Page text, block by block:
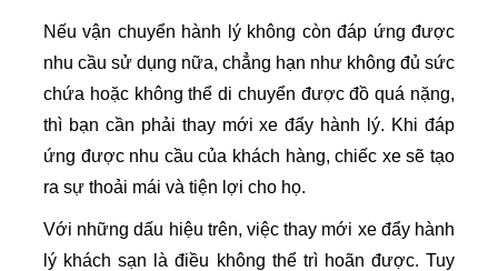
Nếu vận chuyển hành lý không còn đáp ứng được
nhu cầu sử dụng nữa, chẳng hạn như không đủ sức
chứa hoặc không thể di chuyển được đồ quá nặng,
thì bạn cần phải thay mới xe đẩy hành lý. Khi đáp
ứng được nhu cầu của khách hàng, chiếc xe sẽ tạo
ra sự thoải mái và tiện lợi cho họ.
Với những dấu hiệu trên, việc thay mới xe đẩy hành
lý khách sạn là điều không thể trì hoãn được. Tuy